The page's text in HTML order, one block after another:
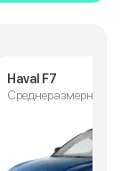
Haval F7
Среднеразмерный